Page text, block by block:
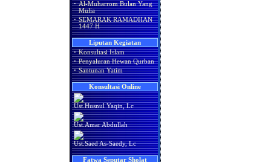
· Al-Muharrom Bulan Yang
Mulia
· SEMARAK RAMADHAN
1447 H
Liputan Kegiatan
· Konsultasi Islam
· Penyaluran Hewan Qurban
· Santunan Yatim
Konsultasi Online
Ust.Husnul Yaqin, Lc
Ust.Amar Abdullah
Ust.Saed As-Saedy, Lc
Fatwa Seputar Sholat